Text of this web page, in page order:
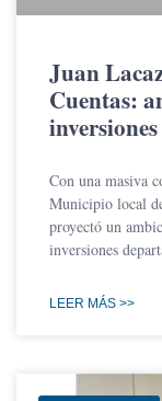
Juan
Cuentas:
Con una masiva
Municipio local
proyectó un
inversiones
LEER MÁS >>